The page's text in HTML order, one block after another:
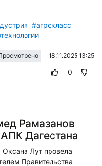
#агрокласс
18.11.2025 13:25
0
Рамазанов
Дагестана
Оксана Лут провела
Правительства